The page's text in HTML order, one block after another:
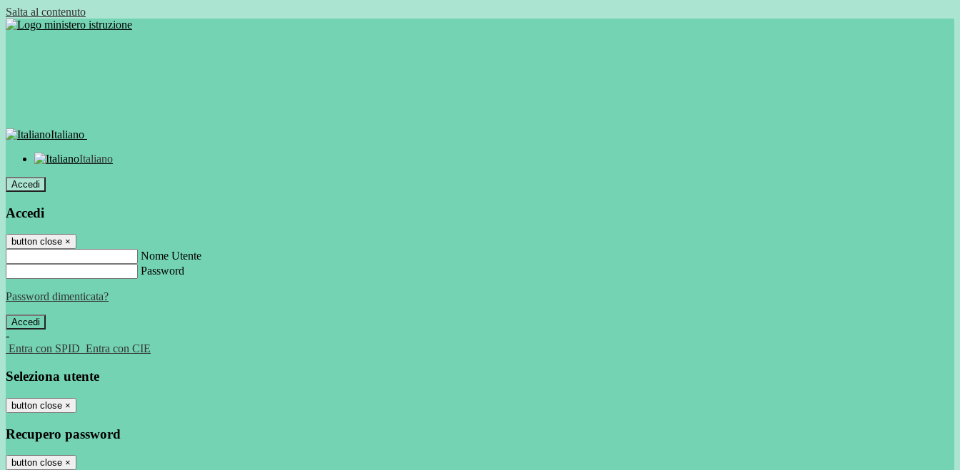
Salta al contenuto
Italiano
Italiano
Accedi
Accedi
button close ×
Nome Utente
Password
Password dimenticata?
-
Entra con SPID Entra con CIE
Seleziona utente
button close ×
Recupero password
button close ×